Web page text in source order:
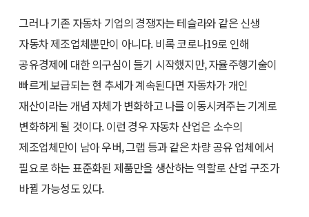
그러나 기존 자동차 기업의 경쟁자는 테슬라와 같은 신생
자동차 제조업체뿐만이 아니다. 비록 코로나19로 인해
공유경제에 대한 의구심이 들기 시작했지만, 자율주행기술이
빠르게 보급되는 현 추세가 계속된다면 자동차가 개인
재산이라는 개념 자체가 변화하고 나를 이동시켜주는 기계로
변화하게 될 것이다. 이런 경우 자동차 산업은 소수의
제조업체만이 남아 우버, 그랩 등과 같은 차량 공유 업체에서
필요로 하는 표준화된 제품만을 생산하는 역할로 산업 구조가
바뀔 가능성도 있다.